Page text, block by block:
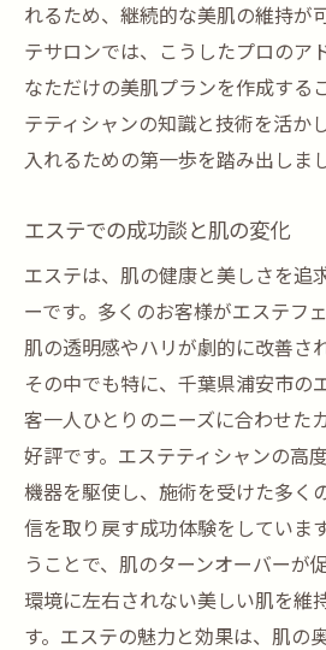
れるため、継続的な美肌の維持が
テサロンでは、こうしたプロのア
なただけの美肌プランを作成する
テティシャンの知識と技術を活か
入れるための第一歩を踏み出しま
エステでの成功談と肌の変化
エステは、肌の健康と美しさを追
ーです。多くのお客様がエステフ
肌の透明感やハリが劇的に改善さ
その中でも特に、千葉県浦安市の
客一人ひとりのニーズに合わせた
好評です。エステティシャンの高
機器を駆使し、施術を受けた多く
信を取り戻す成功体験をしていま
うことで、肌のターンオーバーが
環境に左右されない美しい肌を維
す。エステの魅力と効果は、肌の